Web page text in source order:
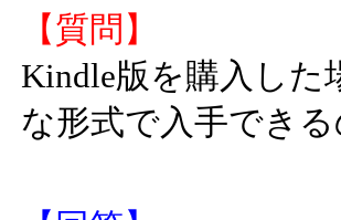
【質問】
Kindle版を購入し
な形式で入手でき